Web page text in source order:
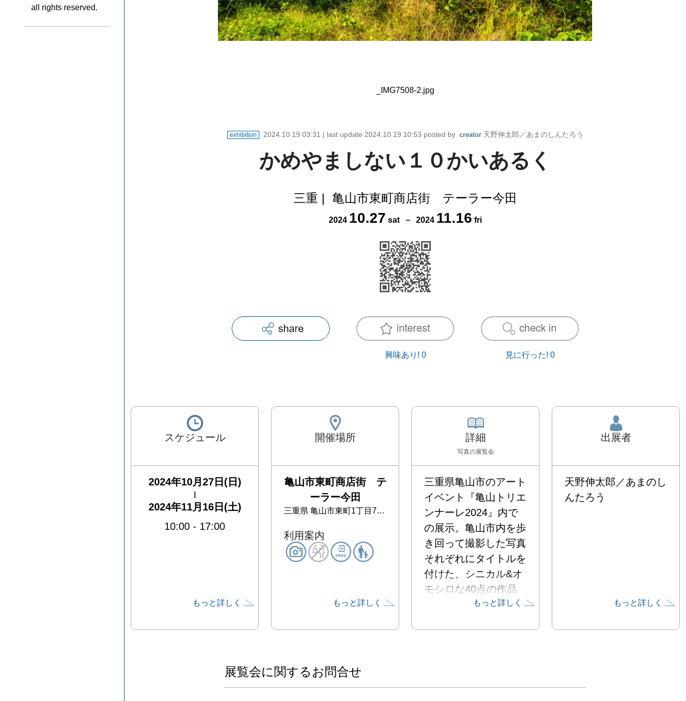
all rights reserved.
_IMG7508-2.jpg
exhibition 2024.10.19 03:31 | last update 2024.10.19 10:53 posted by creator 天野伸太郎／あまのしんたろう
かめやましない１０かいあるく
三重 | 亀山市東町商店街 テーラー今田
2024 10.27 sat － 2024 11.16 fri
興味あり! 0 見に行った! 0
スケジュール
2024年10月27日(日)
2024年11月16日(土)
10:00 - 17:00
もっと詳しく
開催場所
亀山市東町商店街 テ
ーラー今田
三重県 亀山市東町1丁目7-16
利用案内
もっと詳しく
詳細
写真の展覧会
三重県亀山市のアート
イベント『亀山トリエ
ンナーレ2024』内で
の展示。亀山市内を歩
き回って撮影した写真
それぞれにタイトルを
付けた、シニカル&オ
モシロな40点の作品
もっと詳しく
出展者
天野伸太郎／あまのし
んたろう
もっと詳しく
展覧会に関するお問合せ